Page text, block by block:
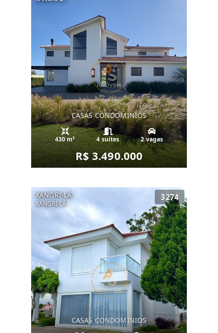
CASAS CONDOMINIOS
430 m² 4 suítes 2 vagas
R$ 3.490.000
XANGRI-LÁ
XANGRI-LÁ
3274
CASAS CONDOMINIOS